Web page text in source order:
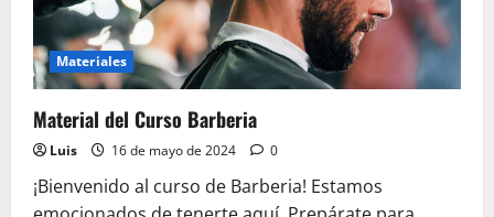
Materiales
Material del Curso Barberia
Luis 16 de mayo de 2024 0
¡Bienvenido al curso de Barberia! Estamos